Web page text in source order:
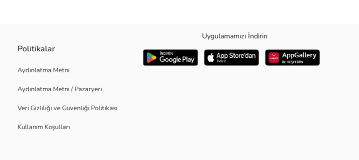
Politikalar
Aydınlatma Metni
Aydınlatma Metni / Pazaryeri
Veri Gizliliği ve Güvenliği Politikası
Kullanım Koşulları
Uygulamamızı İndirin